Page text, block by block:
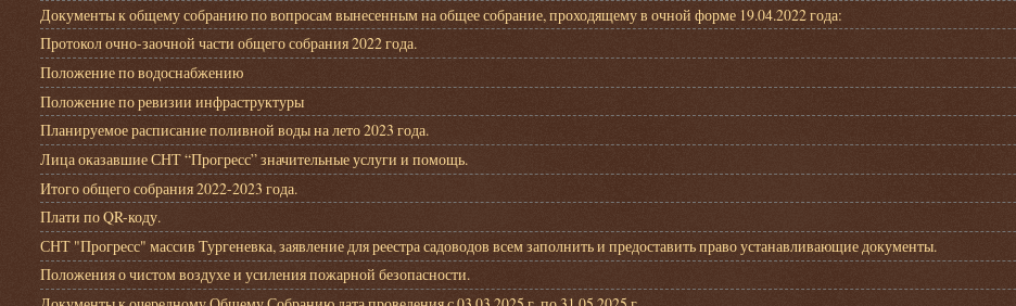
Документы к общему собранию по вопросам вынесенным на общее собрание, проходящему в очной форме 19.04.2022 года:
Протокол очно-заочной части общего собрания 2022 года.
Положение по водоснабжению
Положение по ревизии инфраструктуры
Планируемое расписание поливной воды на лето 2023 года.
Лица оказавшие СНТ “Прогресс” значительные услуги и помощь.
Итого общего собрания 2022-2023 года.
Плати по QR-коду.
СНТ "Прогресс" массив Тургеневка, заявление для реестра садоводов всем заполнить и предоставить право устанавливающие документы.
Положения о чистом воздухе и усиления пожарной безопасности.